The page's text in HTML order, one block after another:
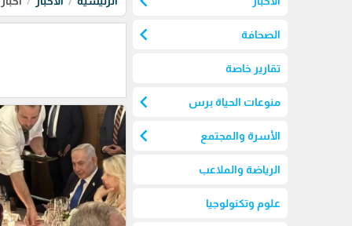
الصحافة chevron_left
تقارير خاصة
منوعات الحياة برس chevron_left
الأسرة والمجتمع chevron_left
الرياضة والملاعب
علوم وتكنولوجيا